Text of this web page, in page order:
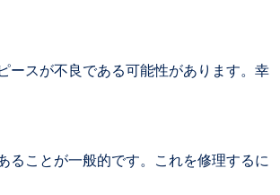
ースが不良である可能性があります。幸
ることが一般的です。これを修理するに